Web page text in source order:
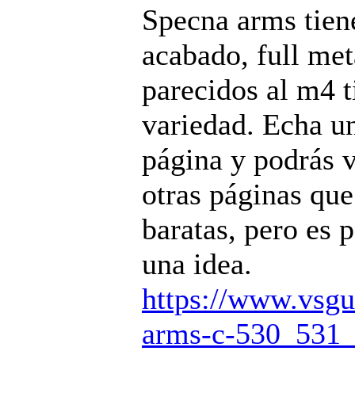
Specna arms
acabado, full
parecidos al m4
variedad. Echa
página y podrás
otras páginas
baratas, pero es
una idea.
https://
arms-c-